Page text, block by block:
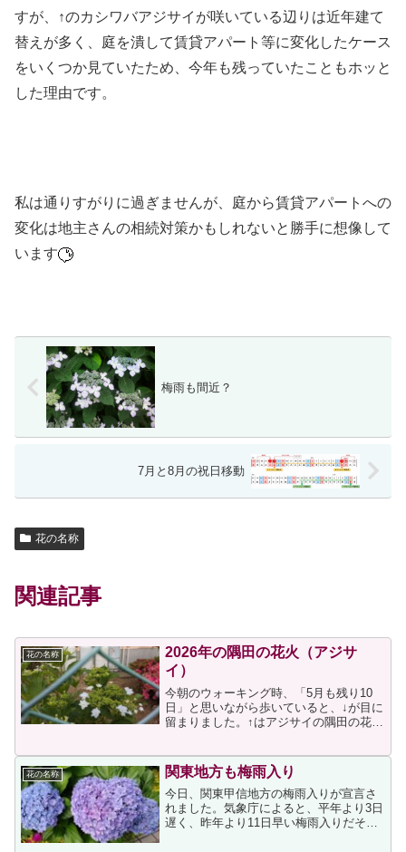
すが、↑のカシワバアジサイが咲いている辺りは近年建て
替えが多く、庭を潰して賃貸アパート等に変化したケース
をいくつか見ていたため、今年も残っていたこともホッと
した理由です。
私は通りすがりに過ぎませんが、庭から賃貸アパートへの
変化は地主さんの相続対策かもしれないと勝手に想像して
います
梅雨も間近？
7月と8月の祝日移動
花の名称
関連記事
花の名称
2026年の隅田の花火（アジサ
イ）
今朝のウォーキング時、「5月も残り10
日」と思いながら歩いていると、↓が目に
留まりました。↑はアジサイの隅田の花火
しました。上投稿は昨年6月7日のもので
すから、まだ咲...
花の名称 関東地方も梅雨入り
今日、関東甲信地方の梅雨入りが宣言さ
れました。気象庁によると、平年より3日
遅く、昨年より11日早い梅雨入りだそう